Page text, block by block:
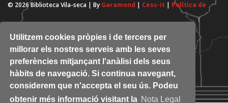
Utilitzem cookies pròpies i de tercers per
millorar els nostres serveis amb les seves
preferències mitjançant l'anàlisi dels seus
hàbits de navegació. Si continua navegant,
considerem que n'accepta el seu ús. Podeu
obtenir més informació visitant la Nota Legal
© 2026 Biblioteca Vila-seca | By Garamond | Cesc-it | Política de